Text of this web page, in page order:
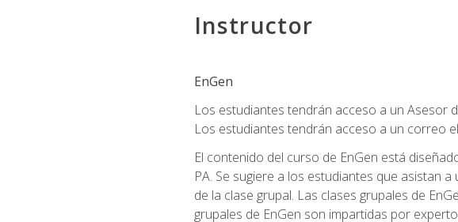
Instructor
EnGen
Los estudiantes tendrán acceso a un Asesor
Los estudiantes tendrán acceso a un correo
El contenido del curso de EnGen está
PA. Se sugiere a los estudiantes que asistan
de la clase grupal. Las clases grupales de
grupales de EnGen son impartidas por